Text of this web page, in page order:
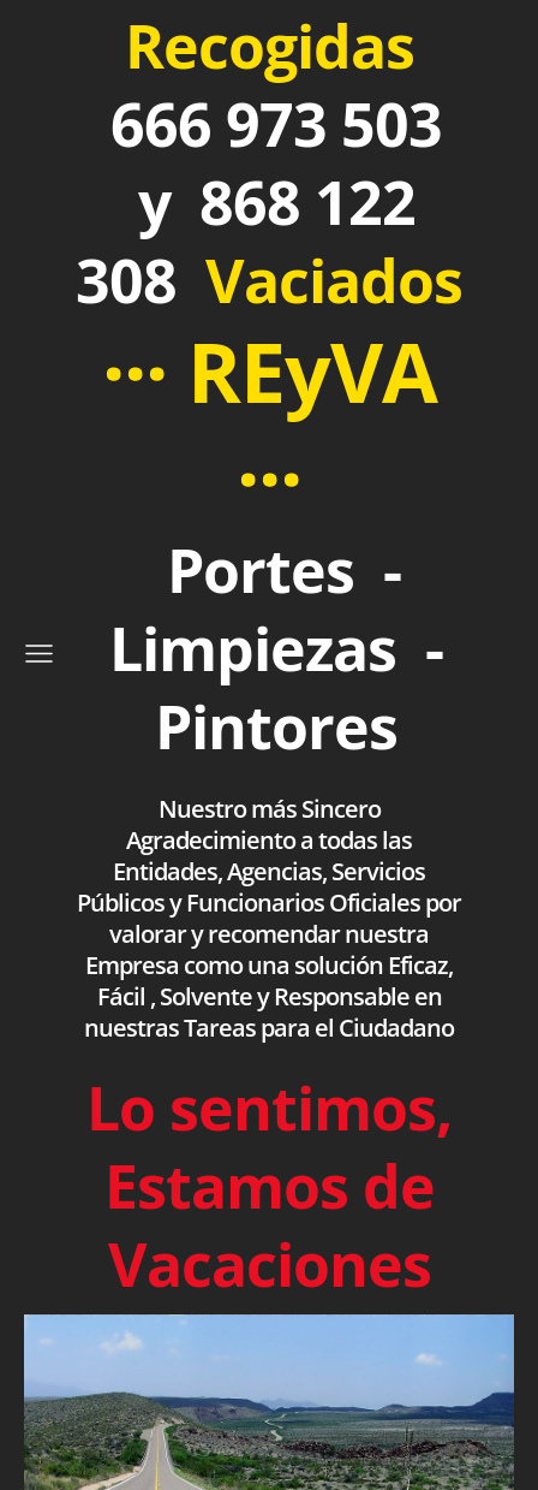
Recogidas
666 973 503
y 868 122
308 Vaciados
··· REyVA
···
Portes -
Limpiezas -
Pintores
Nuestro más Sincero
Agradecimiento a todas las
Entidades, Agencias, Servicios
Públicos y Funcionarios Oficiales por
valorar y recomendar nuestra
Empresa como una solución Eficaz,
Fácil , Solvente y Responsable en
nuestras Tareas para el Ciudadano
Lo sentimos,
Estamos de
Vacaciones